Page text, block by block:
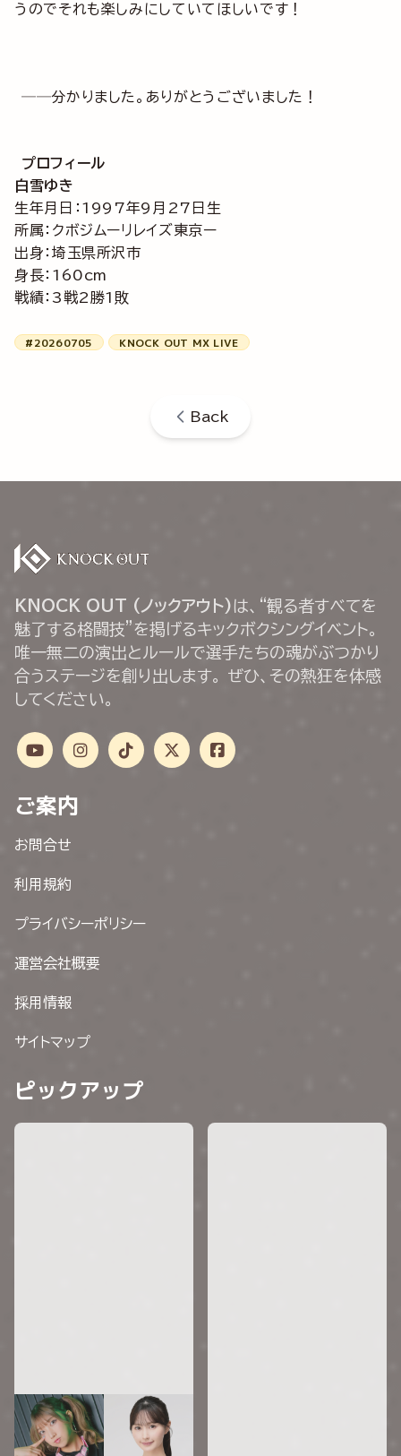
うのでそれも楽しみにしていてほしいです！
──分かりました。ありがとうございました！
プロフィール
白雪ゆき
生年月日：1997年9月27日生
所属：クボジムーリレイズ東京ー
出身：埼玉県所沢市
身長：160cm
戦績：3戦2勝1敗
#20260705 KNOCK OUT MX LIVE
Back
KNOCK OUT (ノックアウト) は、“観る者すべてを
魅了する格闘技”を掲げるキックボクシングイベント。
唯一無二の演出とルールで選手たちの魂がぶつかり
合うステージを創り出します。 ぜひ、その熱狂を体感
してください。
ご案内
お問合せ
利用規約
プライバシーポリシー
運営会社概要
採用情報
サイトマップ
ピックアップ